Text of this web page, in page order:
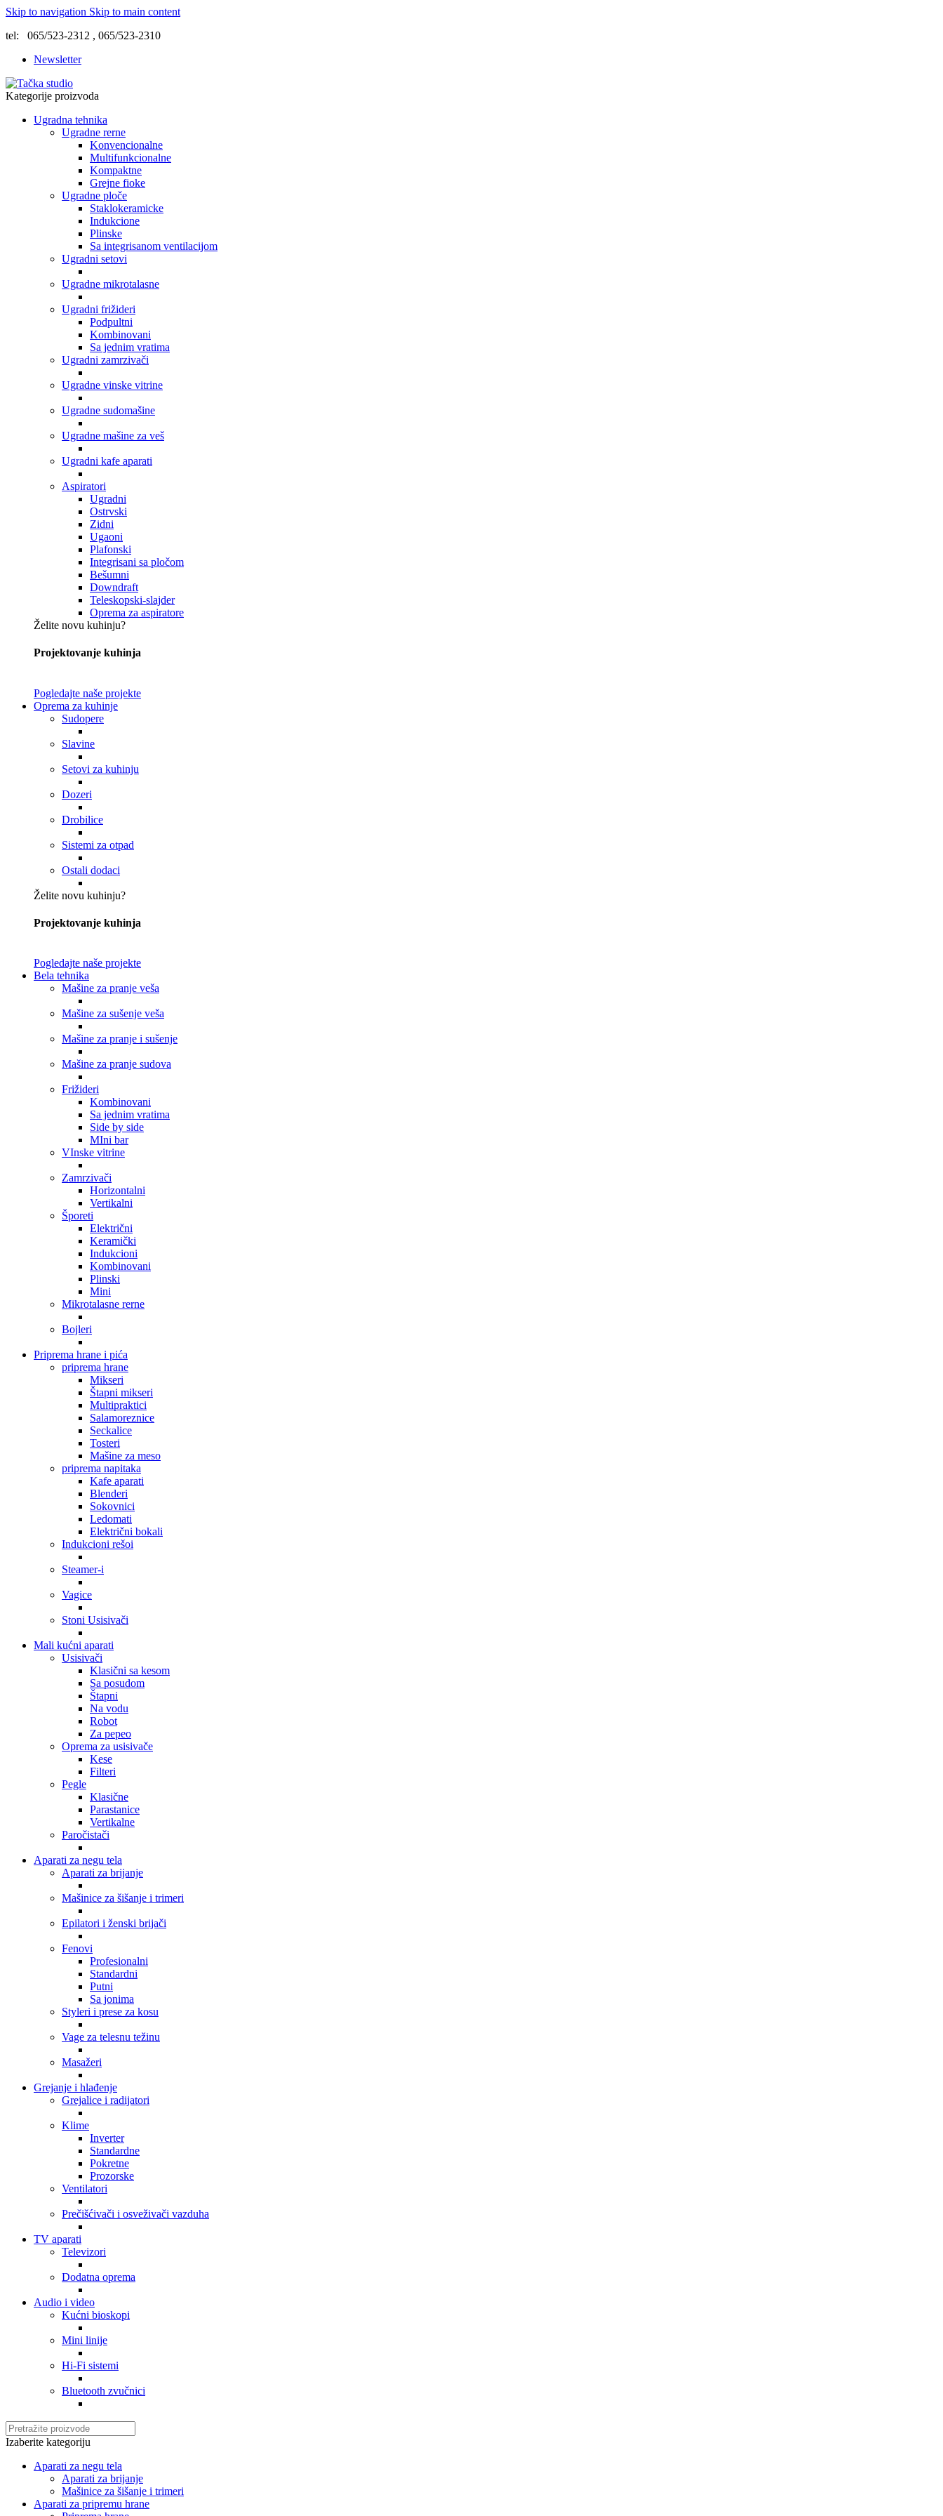
Skip to navigation Skip to main content
tel: 065/523-2312 , 065/523-2310
Newsletter
Kategorije proizvoda
Ugradna tehnika
Ugradne rerne
Konvencionalne
Multifunkcionalne
Kompaktne
Grejne fioke
Ugradne ploče
Staklokeramicke
Indukcione
Plinske
Sa integrisanom ventilacijom
Ugradni setovi
Ugradne mikrotalasne
Ugradni frižideri
Podpultni
Kombinovani
Sa jednim vratima
Ugradni zamrzivači
Ugradne vinske vitrine
Ugradne sudomašine
Ugradne mašine za veš
Ugradni kafe aparati
Aspiratori
Ugradni
Ostrvski
Zidni
Ugaoni
Plafonski
Integrisani sa pločom
Bešumni
Downdraft
Teleskopski-slajder
Oprema za aspiratore
Želite novu kuhinju?
Projektovanje kuhinja
Pogledajte naše projekte
Oprema za kuhinje
Sudopere
Slavine
Setovi za kuhinju
Dozeri
Drobilice
Sistemi za otpad
Ostali dodaci
Želite novu kuhinju?
Projektovanje kuhinja
Pogledajte naše projekte
Bela tehnika
Mašine za pranje veša
Mašine za sušenje veša
Mašine za pranje i sušenje
Mašine za pranje sudova
Frižideri
Kombinovani
Sa jednim vratima
Side by side
MIni bar
VInske vitrine
Zamrzivači
Horizontalni
Vertikalni
Šporeti
Električni
Keramički
Indukcioni
Kombinovani
Plinski
Mini
Mikrotalasne rerne
Bojleri
Priprema hrane i pića
priprema hrane
Mikseri
Štapni mikseri
Multipraktici
Salamoreznice
Seckalice
Tosteri
Mašine za meso
priprema napitaka
Kafe aparati
Blenderi
Sokovnici
Ledomati
Električni bokali
Indukcioni rešoi
Steamer-i
Vagice
Stoni Usisivači
Mali kućni aparati
Usisivači
Klasični sa kesom
Sa posudom
Štapni
Na vodu
Robot
Za pepeo
Oprema za usisivače
Kese
Filteri
Pegle
Klasične
Parastanice
Vertikalne
Paročistači
Aparati za negu tela
Aparati za brijanje
Mašinice za šišanje i trimeri
Epilatori i ženski brijači
Fenovi
Profesionalni
Standardni
Putni
Sa jonima
Styleri i prese za kosu
Vage za telesnu težinu
Masažeri
Grejanje i hlađenje
Grejalice i radijatori
Klime
Inverter
Standardne
Pokretne
Prozorske
Ventilatori
Prečišćivači i osveživači vazduha
TV aparati
Televizori
Dodatna oprema
Audio i video
Kućni bioskopi
Mini linije
Hi-Fi sistemi
Bluetooth zvučnici
Izaberite kategoriju
Aparati za negu tela
Aparati za brijanje
Mašinice za šišanje i trimeri
Aparati za pripremu hrane